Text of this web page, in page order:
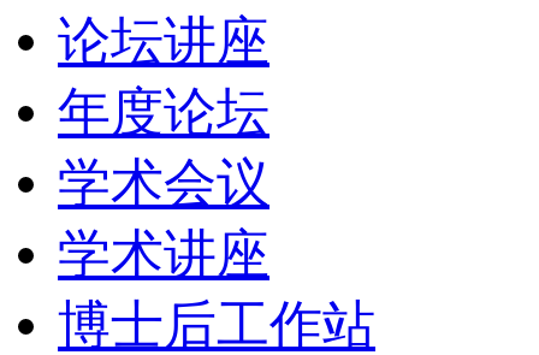
论坛讲座
年度论坛
学术会议
学术讲座
博士后工作站